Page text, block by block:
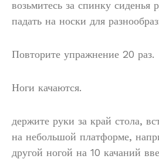
возьмитесь за спинку сиденья
падать на носки для
Повторите упражнение 20 раз.
Ноги качаются.
держите руки за край стола,
на небольшой платформе,
другой ногой на 10 качаний